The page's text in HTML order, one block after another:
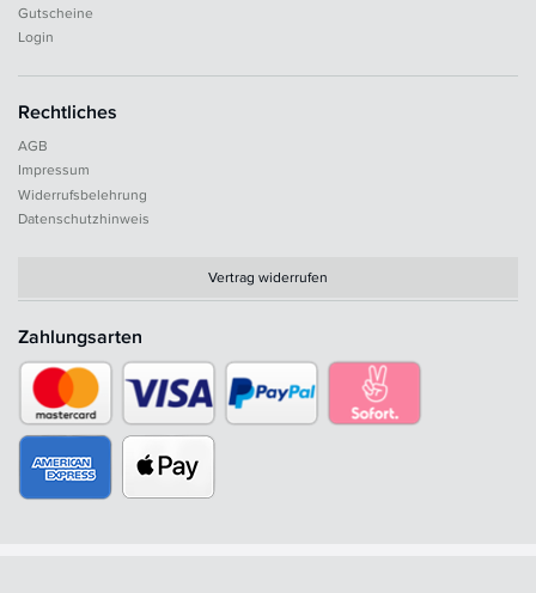
Gutscheine
Login
Rechtliches
AGB
Impressum
Widerrufsbelehrung
Datenschutzhinweis
Vertrag widerrufen
Zahlungsarten